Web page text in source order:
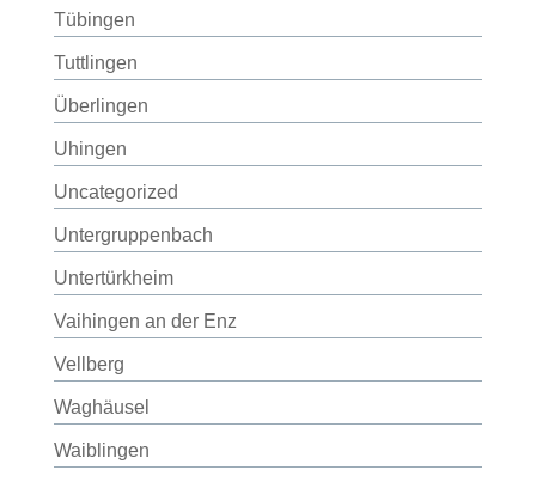
Tübingen
Tuttlingen
Überlingen
Uhingen
Uncategorized
Untergruppenbach
Untertürkheim
Vaihingen an der Enz
Vellberg
Waghäusel
Waiblingen